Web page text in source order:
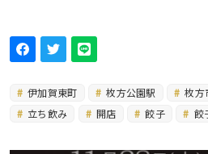
伊加賀東町 枚方公園駅
枚方
立ち飲み
開店 餃子 餃